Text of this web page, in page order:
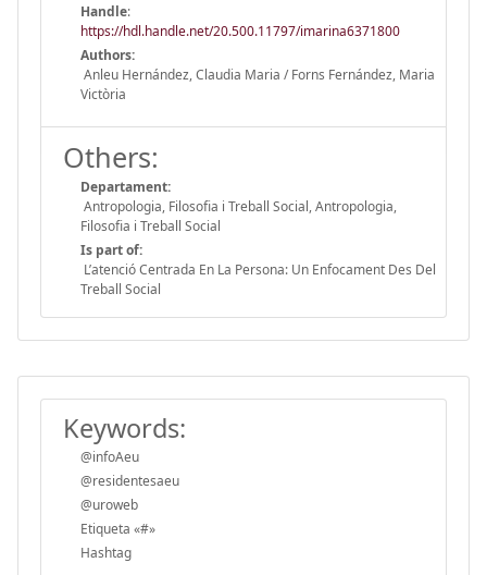
Handle:
https://hdl.handle.net/20.500.11797/imarina6371800
Authors:
Anleu Hernández, Claudia Maria / Forns Fernández, Maria
Victòria
Others:
Departament:
Antropologia, Filosofia i Treball Social, Antropologia,
Filosofia i Treball Social
Is part of:
L’atenció Centrada En La Persona: Un Enfocament Des Del
Treball Social
Keywords:
@infoAeu
@residentesaeu
@uroweb
Etiqueta «#»
Hashtag